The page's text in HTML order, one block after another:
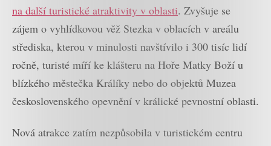
na další turistické atraktivity v oblasti. Zvyšuje se
zájem o vyhlídkovou věž Stezka v oblacích v areálu
střediska, kterou v minulosti navštívilo i 300 tisíc lidí
ročně, turisté míří ke klášteru na Hoře Matky Boží u
blízkého městečka Králíky nebo do objektů Muzea
československého opevnění v králické pevnostní oblasti.
Nová atrakce zatím nezpůsobila v turistickém centru